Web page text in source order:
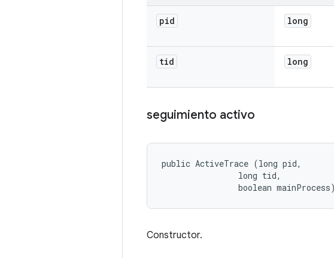
pid long
tid long
seguimiento activo
public ActiveTrace (long pid,
                long tid,
                boolean mainProcess)
Constructor.